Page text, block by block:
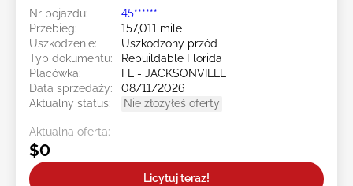
Nr pojazdu:
45******
Przebieg:
157,011 mile
Uszkodzenie:
Uszkodzony przód
Typ dokumentu:
Rebuildable Florida
Placówka:
FL - JACKSONVILLE
Data sprzedaży:
08/11/2026
Aktualny status:
Nie złożyłeś oferty
Aktualna oferta:
$0
Licytuj teraz!